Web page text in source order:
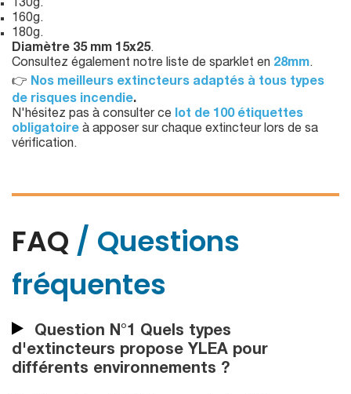
130g.
160g.
180g.
Diamètre 35 mm 15x25.
Consultez également notre liste de sparklet en 28mm.
👉 Nos meilleurs extincteurs adaptés à tous types
de risques incendie.
N'hésitez pas à consulter ce lot de 100 étiquettes
obligatoire à apposer sur chaque extincteur lors de sa
vérification.
FAQ / Questions
fréquentes
Question N°1 Quels types
d'extincteurs propose YLEA pour
différents environnements ?